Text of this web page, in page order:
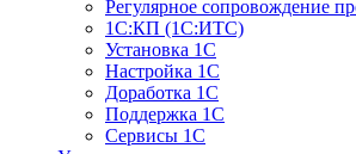
Регулярное сопровождение
1С:КП (1С:ИТС)
Установка 1С
Настройка 1С
Доработка 1С
Поддержка 1С
Сервисы 1С